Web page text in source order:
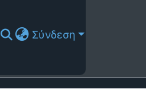
Σύνδεση